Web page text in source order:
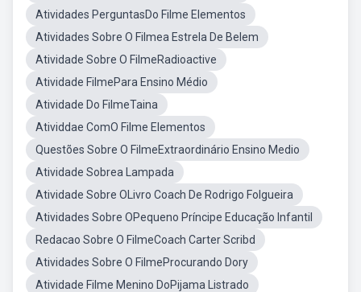
Atividades PerguntasDo Filme Elementos
Atividades Sobre O Filmea Estrela De Belem
Atividade Sobre O FilmeRadioactive
Atividade FilmePara Ensino Médio
Atividade Do FilmeTaina
Atividdae ComO Filme Elementos
Questões Sobre O FilmeExtraordinário Ensino Medio
Atividade Sobrea Lampada
Atividade Sobre OLivro Coach De Rodrigo Folgueira
Atividades Sobre OPequeno Príncipe Educação Infantil
Redacao Sobre O FilmeCoach Carter Scribd
Atividades Sobre O FilmeProcurando Dory
Atividade Filme Menino DoPijama Listrado